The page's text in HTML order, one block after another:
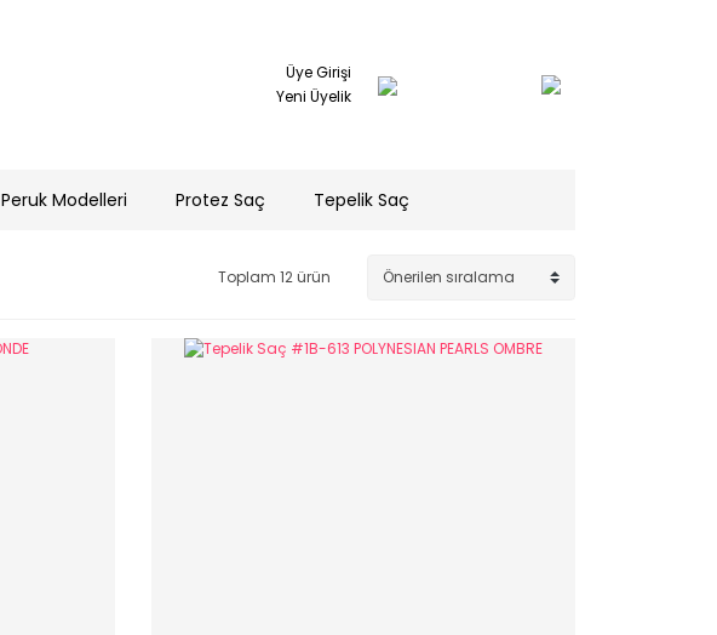
Üye Girişi
Yeni Üyelik
Peruk Modelleri Protez Saç Tepelik Saç
Toplam 12 ürün